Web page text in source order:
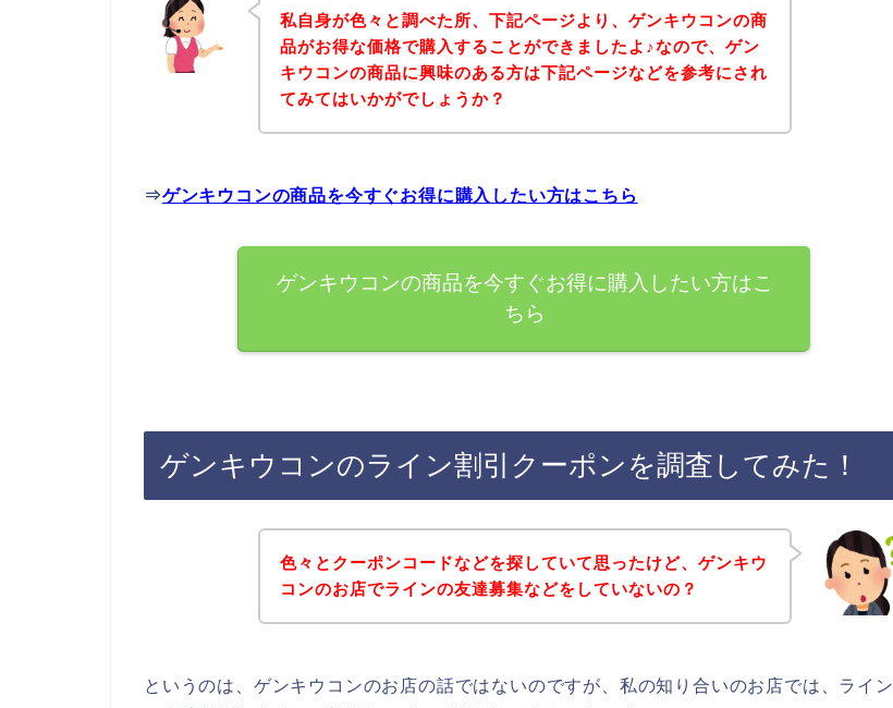
私自身が色々と調べた所、下記ページより、ゲンキウコンの商
品がお得な価格で購入することができましたよ♪なので、ゲン
キウコンの商品に興味のある方は下記ページなどを参考にされ
てみてはいかがでしょうか？
⇒ゲンキウコンの商品を今すぐお得に購入したい方はこちら
ゲンキウコンの商品を今すぐお得に購入したい方はこ
ちら
ゲンキウコンのライン割引クーポンを調査してみた！
色々とクーポンコードなどを探していて思ったけど、ゲンキウ
コンのお店でラインの友達募集などをしていないの？
というのは、ゲンキウコンのお店の話ではないのですが、私の知り合いのお店では、ライン